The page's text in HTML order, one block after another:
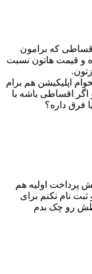
که برامون
و قیمت هاتون نسبت
اپلیکیشن هم برام
اقساطی باشه با
فرق داره؟
پرداخت اولیه هم
ثبت نام نکنم برای
رو چک بدم